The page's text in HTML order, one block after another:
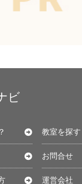
ビ
教室を探す
お問合せ
運営会社